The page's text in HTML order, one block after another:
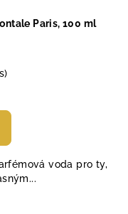
Paris, 100 ml
voda pro ty,